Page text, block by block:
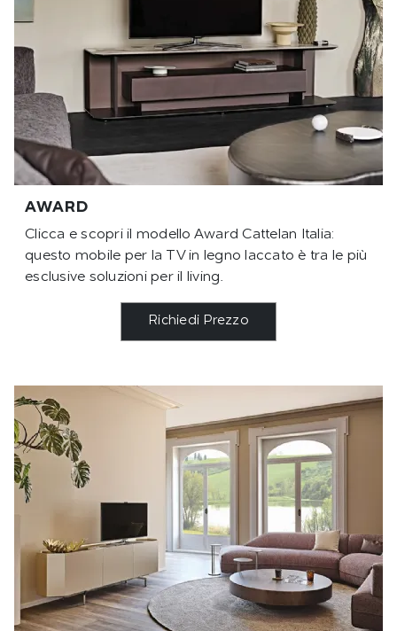
AWARD
Clicca e scopri il modello Award Cattelan Italia:
questo mobile per la TV in legno laccato è tra le più
esclusive soluzioni per il living.
Richiedi Prezzo